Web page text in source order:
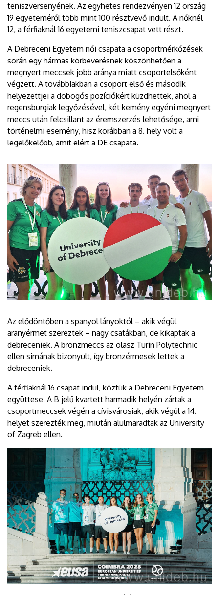
teniszversenyének. Az egyhetes rendezvényen 12 ország
19 egyeteméről több mint 100 résztvevő indult. A nőknél
12, a férfiaknál 16 egyetemi teniszcsapat vett részt.
A Debreceni Egyetem női csapata a csoportmérkőzések
során egy hármas körbeverésnek köszönhetően a
megnyert meccsek jobb aránya miatt csoportelsőként
végzett. A továbbiakban a csoport első és második
helyezettjei a dobogós pozíciókért küzdhettek, ahol a
regensburgiak legyőzésével, két kemény egyéni megnyert
meccs után felcsillant az éremszerzés lehetősége, ami
történelmi esemény, hisz korábban a 8. hely volt a
legelőkelőbb, amit elért a DE csapata.
Az elődöntőben a spanyol lányoktól – akik végül
aranyérmet szereztek – nagy csatákban, de kikaptak a
debreceniek. A bronzmeccs az olasz Turin Polytechnic
ellen simának bizonyult, így bronzérmesek lettek a
debreceniek.
A férfiaknál 16 csapat indul, köztük a Debreceni Egyetem
együttese. A B jelű kvartett harmadik helyén zártak a
csoportmeccsek végén a cívisvárosiak, akik végül a 14.
helyet szerezték meg, miután alulmaradtak az University
of Zagreb ellen.